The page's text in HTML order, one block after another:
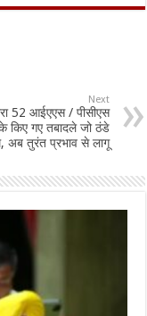
Next
52 आईएएस / पीसीएस
के किए गए तबादले जो ठंडे
अब तुरंत प्रभाव से लागू